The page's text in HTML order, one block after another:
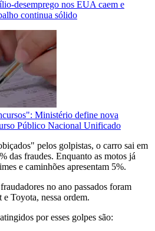
desemprego nos EUA caem e
continua sólido
Ministério define nova
Público Nacional Unificado
pelos golpistas, o carro sai em
das fraudes. Enquanto as motos já
e caminhões apresentam 5%.
no ano passados foram
Toyota, nessa ordem.
por esses golpes são: